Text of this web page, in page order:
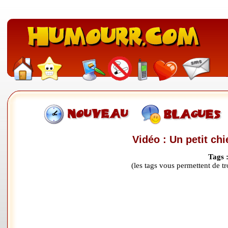
Vidéo : Un petit
Tags
(les tags vous permettent de